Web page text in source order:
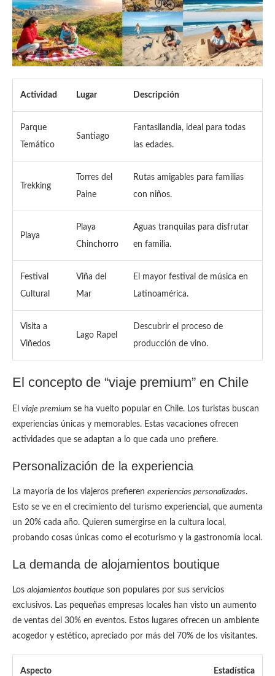
Actividad Lugar Descripción
Parque
Temático
Santiago
Fantasilandia, ideal para todas
las edades.
Trekking
Torres del
Paine
Rutas amigables para familias
con niños.
Playa
Playa
Chinchorro
Aguas tranquilas para disfrutar
en familia.
Festival
Cultural
Viña del
Mar
El mayor festival de música en
Latinoamérica.
Visita a
Viñedos
Lago Rapel
Descubrir el proceso de
producción de vino.
El concepto de “viaje premium” en Chile
El viaje premium se ha vuelto popular en Chile. Los turistas buscan
experiencias únicas y memorables. Estas vacaciones ofrecen
actividades que se adaptan a lo que cada uno prefiere.
Personalización de la experiencia
La mayoría de los viajeros prefieren experiencias personalizadas.
Esto se ve en el crecimiento del turismo experiencial, que aumenta
un 20% cada año. Quieren sumergirse en la cultura local,
probando cosas únicas como el ecoturismo y la gastronomía local.
La demanda de alojamientos boutique
Los alojamientos boutique son populares por sus servicios
exclusivos. Las pequeñas empresas locales han visto un aumento
de ventas del 30% en eventos. Estos lugares ofrecen un ambiente
acogedor y estético, apreciado por más del 70% de los visitantes.
Aspecto Estadística